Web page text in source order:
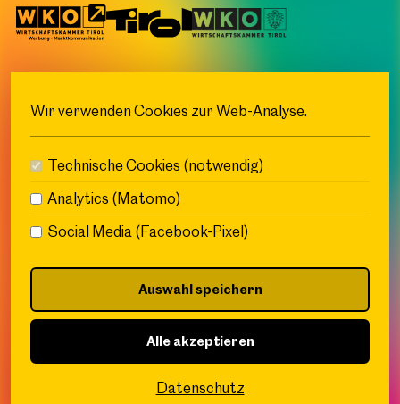
Wir sind ein Green Event:
Fö N. Newsletter
Datenschutz
Wir verwenden Cookies zur Web-Analyse.
Technische Cookies (notwendig)
Analytics (Matomo)
Social Media (Facebook-Pixel)
Auswahl speichern
Alle akzeptieren
Datenschutz